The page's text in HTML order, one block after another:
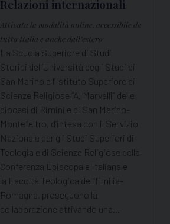
Relazioni internazionali
Attivata la modalità online, accessibile da
tutta Italia e anche dall’estero
La Scuola Superiore di Studi
Storici dell’Università degli Studi di
San Marino e l’Istituto Superiore di
Scienze Religiose “A. Marvelli” delle
diocesi di Rimini e di San Marino-
Montefeltro, d’intesa con il Servizio
Nazionale per gli Studi Superiori di
Teologia e di Scienze Religiose della
Conferenza Episcopale Italiana e
la Facoltà Teologica dell’Emilia-
Romagna, proseguono la
collaborazione attivando una…